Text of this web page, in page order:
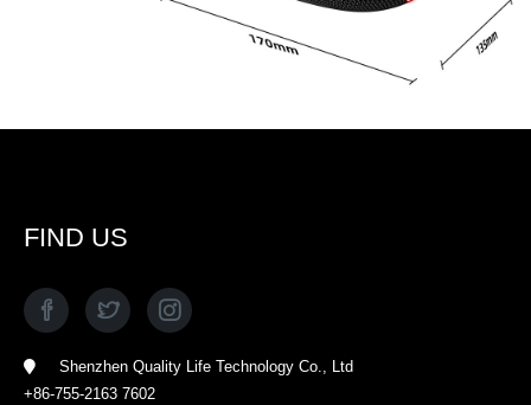
FIND US
Shenzhen Quality Life Technology Co., Ltd
+86-755-2163 7602